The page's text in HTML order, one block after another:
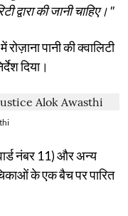
की जानी चाहिए।"
पानी की क्वालिटी
दिया।
नंबर 11) और अन्य
के एक बैच पर पारित